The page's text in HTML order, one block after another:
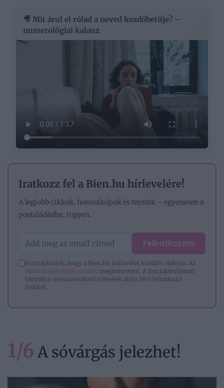
🎥 Mit árul el rólad a neved kezdőbetűje? –
numerológiai kalauz
Iratkozz fel a Bien.hu hírlevelére!
A legjobb cikkek, horoszkópok és tesztek – egyenesen a
postaládádba, ingyen.
Feliratkozom
Hozzájárulok, hogy a Bien.hu hírlevelet küldjön nekem. Az
adatkezelési tájékoztatót megismertem. A hozzájárulásom
bármikor visszavonható a levelek alján lévő leiratkozó
linkkel.
1/6 A sóvárgás jelezhet!